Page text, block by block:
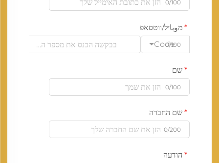
0/100
מوباיל/ווטסאפ
Code
0/100
שם
0/100
שם החברה
0/200
הודעה